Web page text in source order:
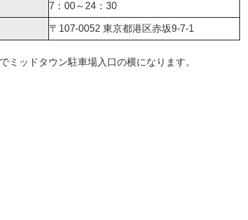
7：00～24：30
〒107-0052 東京都港区赤坂9-7-1
ッドタウン駐車場入口の横になります。